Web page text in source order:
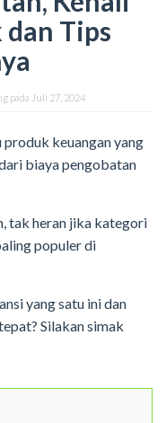
Tips
pada Juli 27, 2024
produk keuangan yang
biaya pengobatan
tak heran jika kategori
populer di
yang satu ini dan
Silakan simak